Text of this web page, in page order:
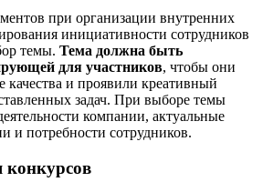
при организации внутренних
инициативности сотрудников
темы. Тема должна быть
для участников, чтобы они
и проявили креативный
задач. При выборе темы
компании, актуальные
и потребности сотрудников.